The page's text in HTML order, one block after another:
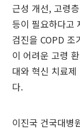
근성 개선, 고령
등이 필요하다고
검진을 COPD 조
이 어려운 고령
대와 혁신 치료
다.
이진국 건국대병